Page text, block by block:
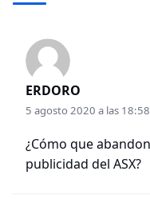
ERDORO
5 agosto 2020 a las 18:58
¿Cómo que
publicidad del ASX?